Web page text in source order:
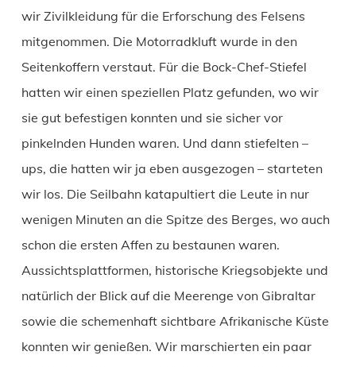
wir Zivilkleidung für die Erforschung des Felsens
mitgenommen. Die Motorradkluft wurde in den
Seitenkoffern verstaut. Für die Bock-Chef-Stiefel
hatten wir einen speziellen Platz gefunden, wo wir
sie gut befestigen konnten und sie sicher vor
pinkelnden Hunden waren. Und dann stiefelten –
ups, die hatten wir ja eben ausgezogen – starteten
wir los. Die Seilbahn katapultiert die Leute in nur
wenigen Minuten an die Spitze des Berges, wo auch
schon die ersten Affen zu bestaunen waren.
Aussichtsplattformen, historische Kriegsobjekte und
natürlich der Blick auf die Meerenge von Gibraltar
sowie die schemenhaft sichtbare Afrikanische Küste
konnten wir genießen. Wir marschierten ein paar